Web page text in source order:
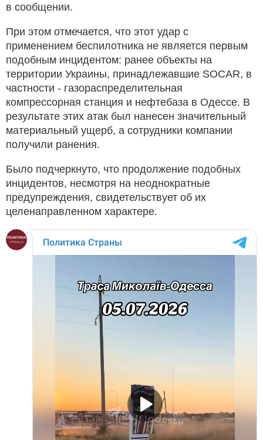
в сообщении.
При этом отмечается, что этот удар с
применением беспилотника не является первым
подобным инцидентом: ранее объекты на
территории Украины, принадлежавшие SOCAR, в
частности - газораспределительная
компрессорная станция и нефтебаза в Одессе. В
результате этих атак был нанесен значительный
материальный ущерб, а сотрудники компании
получили ранения.
Было подчеркнуто, что продолжение подобных
инцидентов, несмотря на неоднократные
предупреждения, свидетельствует об их
целенаправленном характере.